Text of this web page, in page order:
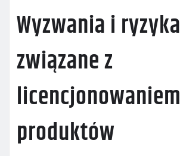
Wyzwania i ryzyka
związane z
licencjonowaniem
produktów